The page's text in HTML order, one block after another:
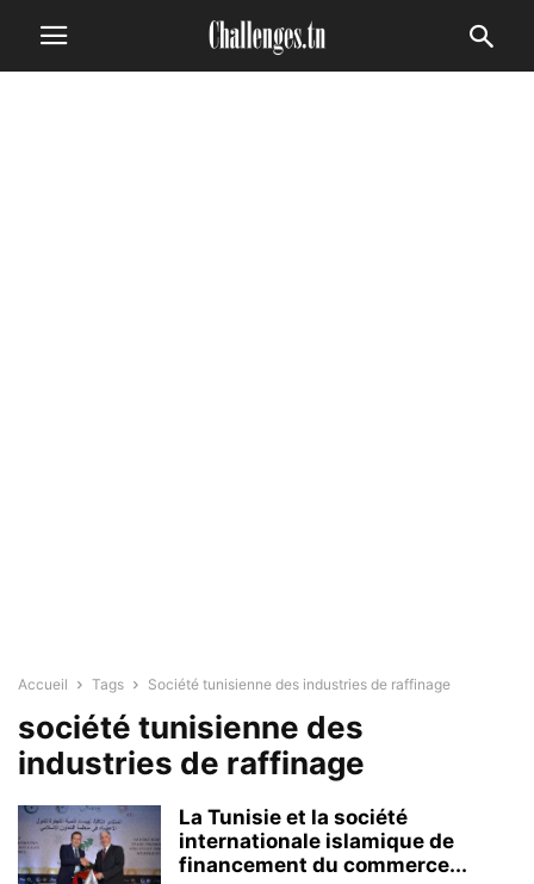
Accueil Tags Société tunisienne des industries de raffinage
société tunisienne des
industries de raffinage
La Tunisie et la société
internationale islamique de
financement du commerce...